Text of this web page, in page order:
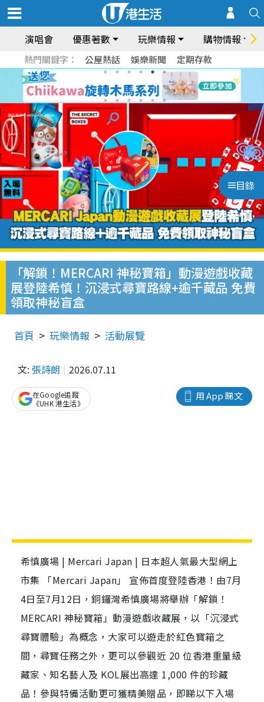
演唱會 優惠著數 玩樂情報 購物情報
熱門關鍵字： 公屋熱話 娛樂新聞 定期存款
目錄
「解鎖！MERCARI 神秘寶箱」動漫遊戲收藏
展登陸希慎！沉浸式尋寶路線+逾千藏品 免費
領取神秘盲盒
首頁 玩樂情報 活動展覽
文: 張詩朗 2026.07.11
用 App 睇文
在Google追蹤
《UHK 港生活》
希慎廣場 | Mercari Japan | 日本超人氣最大型網上
市集 「Mercari Japan」 宣佈首度登陸香港！由7月
4日至7月12日，銅鑼灣希慎廣場將舉辦「解鎖！
MERCARI 神秘寶箱」動漫遊戲收藏展，以「沉浸式
尋寶體驗」為概念，大家可以遊走於紅色寶箱之
間，尋寶任務之外，更可以參觀近 20 位香港重量級
藏家、知名藝人及 KOL展出高達 1,000 件的珍藏
品！參與特備活動更可獲精美贈品，即睇以下入場